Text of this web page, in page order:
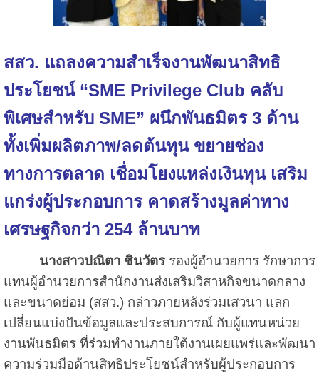
สสว. แถลงความสำเร็จงานพัฒนาสิทธิ
ประโยชน์ “SME Privilege Club คลับ
พิเศษสำหรับ SME” ผนึกพันธมิตร 3 ด้าน
ทั้งเพิ่มผลิตภาพ/ลดต้นทุน ขยายช่อง
ทางการตลาด เชื่อมโยงแหล่งเงินทุน เสริม
แกร่งผู้ประกอบการ คาดสร้างมูลค่าทาง
เศรษฐกิจกว่า 254 ล้านบาท
นางสาวปณิตา ชินวัตรรองผู้อำนวยการ รักษาการ
แทนผู้อำนวยการสำนักงานส่งเสริมวิสาหกิจขนาดกลาง
และขนาดย่อม (สสว.) กล่าวภายหลังร่วมเสวนา แลก
เปลี่ยนแบ่งปันข้อมูลและประสบการณ์ กับผู้แทนหน่วย
งานพันธมิตร ที่ร่วมทำงานภายใต้งานเผยแพร่และพัฒนา
ความร่วมมือด้านสิทธิประโยชน์สำหรับผู้ประกอบการ